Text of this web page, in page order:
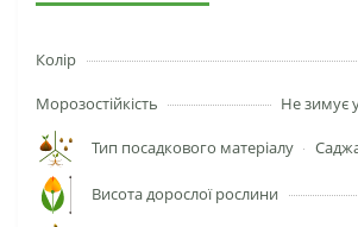
Колір
Морозостійкість Не зимує
Тип посадкового матеріалу
Висота дорослої рослини